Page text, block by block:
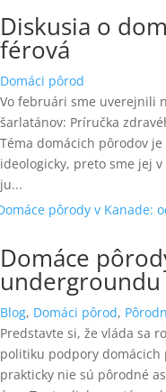
Diskusia o
férová
Domáci pôrod
Vo februári sme uverejnili
šarlatánov: Príručka
Téma domácich pôrodov
ideologicky, preto sme jej
ju...
Domáce
Blog, Domáci pôrod,
Predstavte si, že vláda sa
politiku podpory domácich
prakticky nie sú pôrodné